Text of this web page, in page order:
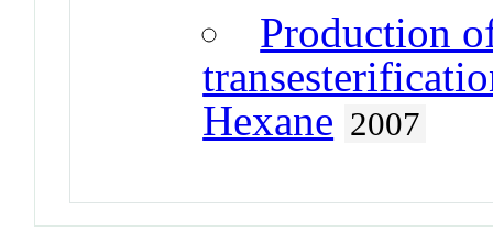
Production
Hexane 2007